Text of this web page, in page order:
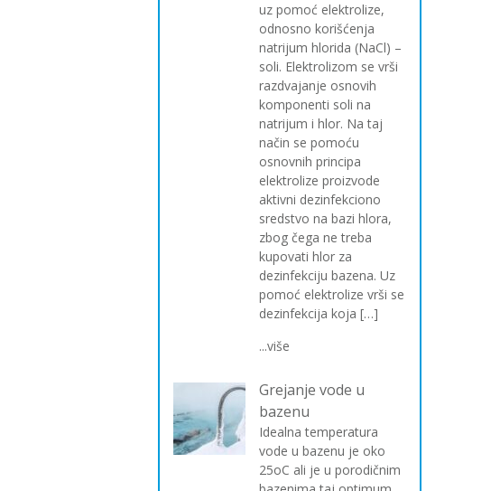
uz pomoć elektrolize,
odnosno korišćenja
natrijum hlorida (NaCl) –
soli. Elektrolizom se vrši
razdvajanje osnovih
komponenti soli na
natrijum i hlor. Na taj
način se pomoću
osnovnih principa
elektrolize proizvode
aktivni dezinfekciono
sredstvo na bazi hlora,
zbog čega ne treba
kupovati hlor za
dezinfekciju bazena. Uz
pomoć elektrolize vrši se
dezinfekcija koja […]
...više
Grejanje vode u
bazenu
Idealna temperatura
vode u bazenu je oko
25oC ali je u porodičnim